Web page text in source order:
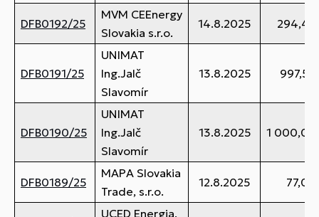
DFB0192/25
MVM CEEnergy
Slovakia s.r.o.
14.8.2025 294,49
DFB0191/25
UNIMAT
Ing.Jalč
Slavomír
13.8.2025 997,50
DFB0190/25
UNIMAT
Ing.Jalč
Slavomír
13.8.2025 1 000,00
DFB0189/25
MAPA Slovakia
Trade, s.r.o.
12.8.2025 77,00
UCED Energia,